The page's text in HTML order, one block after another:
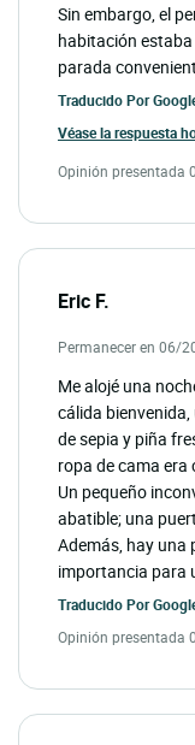
Sin embargo, el
habitación
parada
Traducido Por
Véase la respuesta
Opinión presentada
Eric F.
Permanecer en 06/
Me alojé una
cálida
de sepia y piña
ropa de cama era
Un pequeño
abatible; una
Además, hay una
importancia para
Traducido Por
Opinión presentada